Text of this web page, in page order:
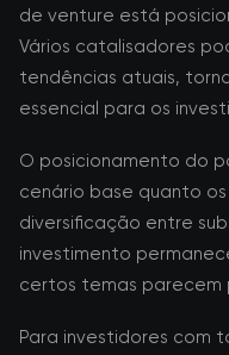
de venture está
Vários catalisadores
tendências atuais,
essencial para os
O posicionamento do
cenário base quanto
diversificação entre
investimento
certos temas parecem
Para investidores com